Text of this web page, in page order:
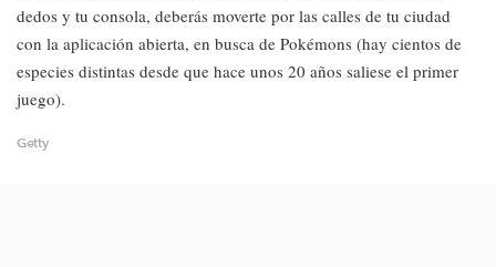
dedos y tu consola, deberás moverte por las calles de tu ciudad
con la aplicación abierta, en busca de Pokémons (hay cientos de
especies distintas desde que hace unos 20 años saliese el primer
juego).
Getty